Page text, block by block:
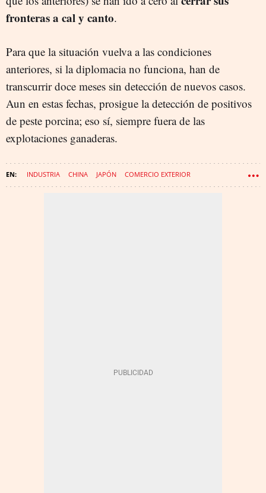
fronteras a cal y canto.
Para que la situación vuelva a las condiciones
anteriores, si la diplomacia no funciona, han de
transcurrir doce meses sin detección de nuevos casos.
Aun en estas fechas, prosigue la detección de positivos
de peste porcina; eso sí, siempre fuera de las
explotaciones ganaderas.
INDUSTRIA CHINA JAPÓN COMERCIO EXTERIOR